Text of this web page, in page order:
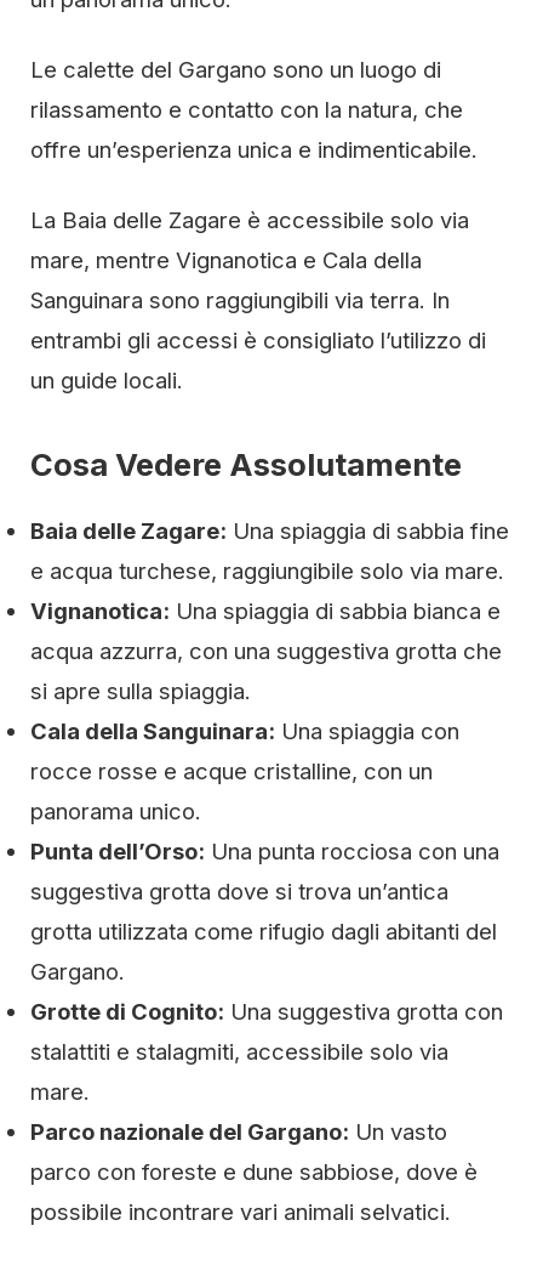
Le calette del Gargano sono un luogo di
rilassamento e contatto con la natura, che
offre un’esperienza unica e indimenticabile.
La Baia delle Zagare è accessibile solo via
mare, mentre Vignanotica e Cala della
Sanguinara sono raggiungibili via terra. In
entrambi gli accessi è consigliato l’utilizzo di
un guide locali.
Cosa Vedere Assolutamente
Baia delle Zagare: Una spiaggia di sabbia fine
e acqua turchese, raggiungibile solo via mare.
Vignanotica: Una spiaggia di sabbia bianca e
acqua azzurra, con una suggestiva grotta che
si apre sulla spiaggia.
Cala della Sanguinara: Una spiaggia con
rocce rosse e acque cristalline, con un
panorama unico.
Punta dell’Orso: Una punta rocciosa con una
suggestiva grotta dove si trova un’antica
grotta utilizzata come rifugio dagli abitanti del
Gargano.
Grotte di Cognito: Una suggestiva grotta con
stalattiti e stalagmiti, accessibile solo via
mare.
Parco nazionale del Gargano: Un vasto
parco con foreste e dune sabbiose, dove è
possibile incontrare vari animali selvatici.